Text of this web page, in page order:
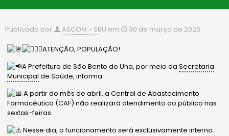
Publicado por ASCOM - SBU em 30 de março de 2026
ATENÇÃO, POPULAÇÃO!
A Prefeitura de São Bento do Una, por meio daSecretaria
Municipal de Saúde, informa:
A partir do mês de abril, a Central de Abastecimento
Farmacêutico (CAF) não realizará atendimento ao público nas
sextas-feiras.
Nesse dia, o funcionamento será exclusivamente interno.